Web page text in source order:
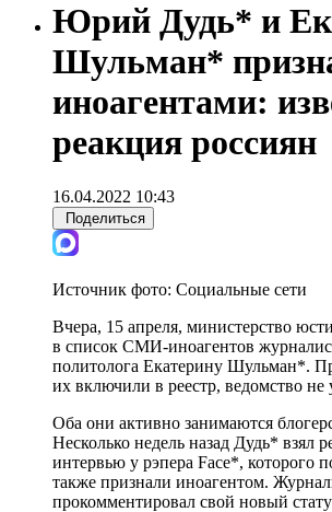
Юрий Дудь* и
Шульман*
иноагентами:
реакция россиян
16.04.2022 10:43
Поделиться
Источник фото: Социальные сети
Вчера, 15 апреля, министерство
в список СМИ-иноагентов
политолога Екатерину Шульман*.
их включили в реестр, ведомство не
Оба они активно занимаются
Несколько недель назад Дудь* взял
интервью у рэпера Face*, которого
также признали иноагентом.
прокомментировал свой новый